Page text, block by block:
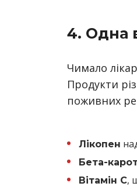
4. Одна
Чимало
Продукти
поживних
Лікопен
Бета-
Вітамін С,